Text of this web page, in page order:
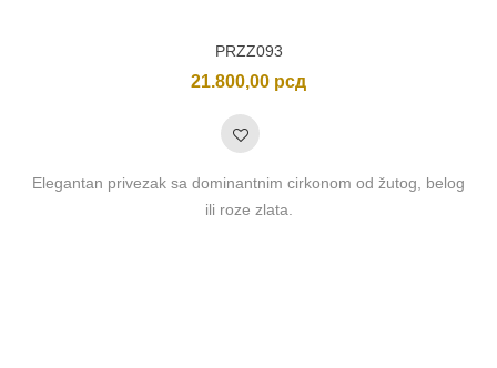
PRZZ093
21.800,00 рсд
Elegantan privezak sa dominantnim cirkonom od žutog, belog
ili roze zlata.